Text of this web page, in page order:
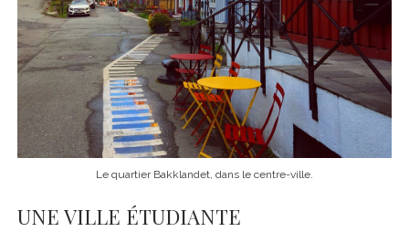
Le quartier Bakklandet, dans le centre-ville.
UNE VILLE ÉTUDIANTE